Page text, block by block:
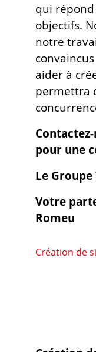
qui répond
objectifs.
notre
aider à
permettra
pour une
Le Groupe
Votre
Romeu
Création de